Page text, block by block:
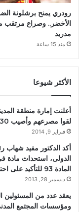
رودري يمنح برشلونة
الأخضر.. وصراع مرتقب
مدريد
منذ 15 ساعة
الأكثر شيوعا
لقوا مصرعهم وأصيب 130 آخرون باختناقات إثر
فبراير 9, 2014
أكد الدكتور مفيد شهاب
الدولى، استحداث مادة
المادة 93 للتأكيد على احترام مصر
ديسمبر 28, 2013
يعقد عدد من المسئولين
ومؤسسات المجتمع